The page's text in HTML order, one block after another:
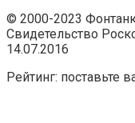
© 2000-2023
Свидетельство
14.07.2016
Рейтинг: поставьте